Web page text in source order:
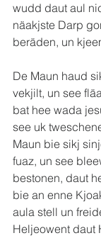
wudd daut aul
näakjste Darp
beräden, un
De Maun haud
vekjilt, un see
bat hee wada
see uk
Maun bie sikj
fuaz, un see
bestonen, daut
bie an enne
aula stell un
Heljeowent daut